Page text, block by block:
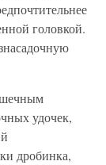
головкой.
удочек,
дробинка,